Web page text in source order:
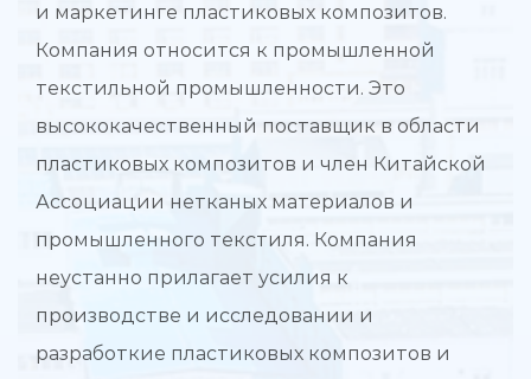
и маркетинге пластиковых композитов.
Компания относится к промышленной
текстильной промышленности. Это
высококачественный поставщик в области
пластиковых композитов и член Китайской
Ассоциации нетканых материалов и
промышленного текстиля. Компания
неустанно прилагает усилия к
производстве и исследовании и
разработкие пластиковых композитов и